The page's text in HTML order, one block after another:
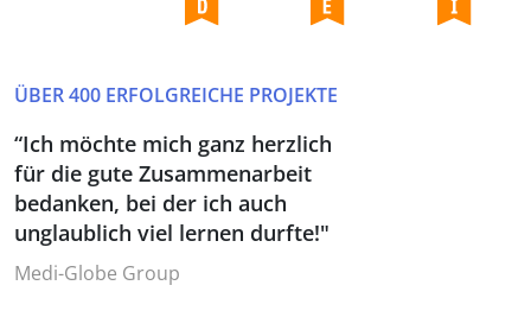
ÜBER 400 ERFOLGREICHE PROJEKTE
“Ich möchte mich ganz herzlich
für die gute Zusammenarbeit
bedanken, bei der ich auch
unglaublich viel lernen durfte!"
Medi-Globe Group